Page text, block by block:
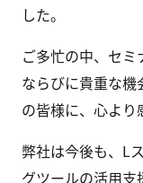
した。
ご多忙の中、セミ
ならびに貴重な
の皆様に、心より
弊社は今後も、L
グツールの活用支